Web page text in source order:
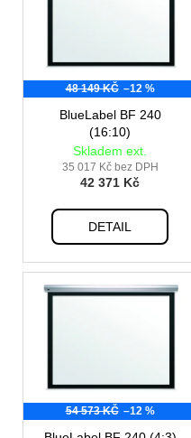
r
48 149 KČ –12 %
BlueLabel BF 240
(16:10)
Skladem ext.
35 017 Kč bez DPH
42 371 Kč
DETAIL
54 573 KČ –12 %